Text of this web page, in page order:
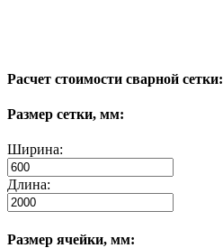
Расчет стоимости сварной сетки:
Размер сетки, мм:
Ширина:
Длина:
Размер ячейки, мм: